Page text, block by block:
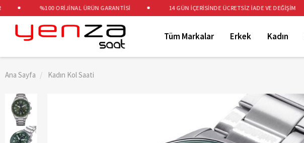
%100 ORİJİNAL ÜRÜN GARANTİSİ 14 GÜN İÇERİSİNDE ÜCRETSİZ İADE VE DEĞİŞİM
Tüm Markalar Erkek Kadın
Ana Sayfa Kadın Kol Saati